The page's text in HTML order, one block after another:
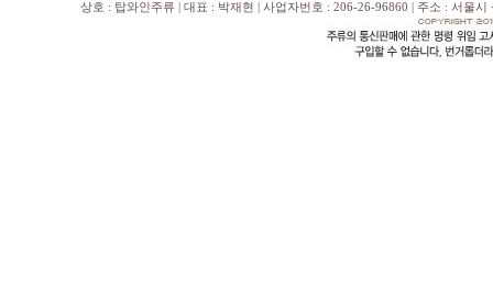
상호 : 탑와인주류 | 대표 : 박재현 | 사업자번호 : 206-26-96860 | 주소 : 서울